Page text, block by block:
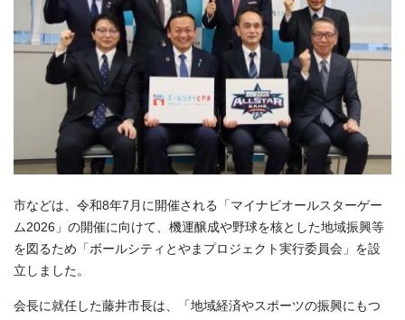
市などは、令和8年7月に開催される「マイナビオールスターゲー
ム2026」の開催に向けて、機運醸成や野球を核とした地域振興等
を図るため「ボールシティとやまプロジェクト実行委員会」を設
立しました。
会長に就任した藤井市長は、「地域経済やスポーツの振興にもつ